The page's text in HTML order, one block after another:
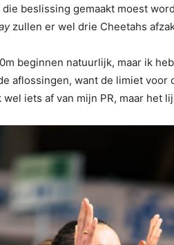
beslissing gemaakt moest
zullen er wel drie Cheetahs
beginnen natuurlijk, maar ik
aflossingen, want de limiet
iets af van mijn PR, maar het